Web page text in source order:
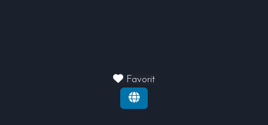
Favorit